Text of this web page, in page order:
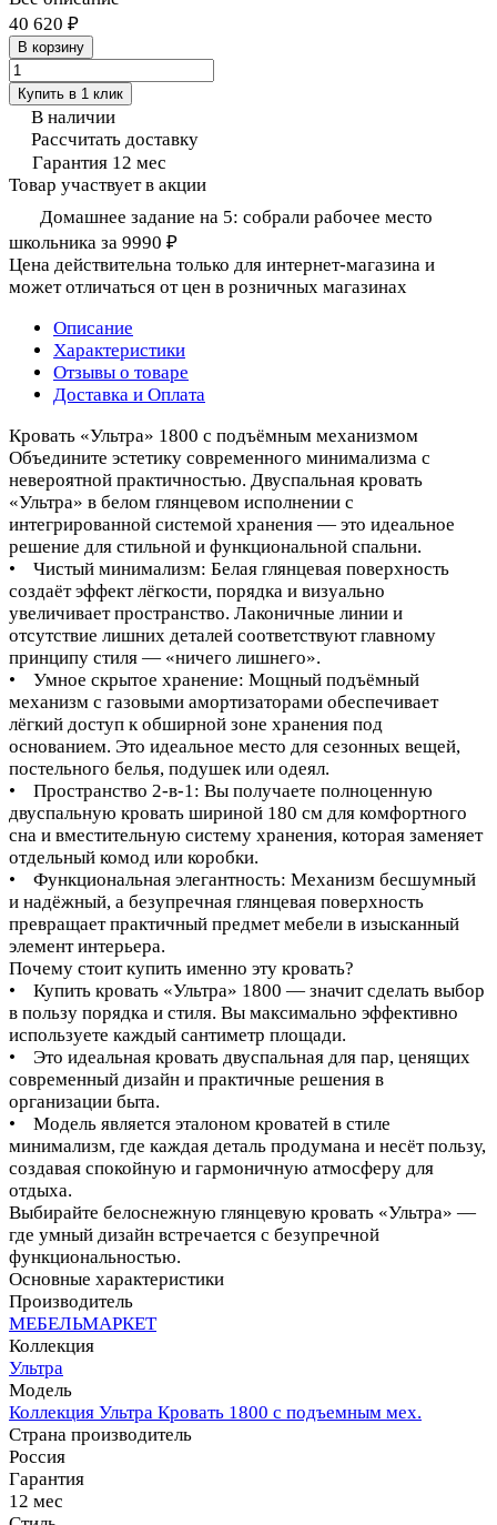
40 620 ₽
В корзину
Купить в 1 клик
В наличии
Рассчитать доставку
Гарантия 12 мес
Товар участвует в акции
Домашнее задание на 5: собрали рабочее место
школьника за 9990 ₽
Цена действительна только для интернет-магазина и
может отличаться от цен в розничных магазинах
Описание
Характеристики
Отзывы о товаре
Доставка и Оплата
Кровать «Ультра» 1800 с подъёмным механизмом
Объедините эстетику современного минимализма с
невероятной практичностью. Двуспальная кровать
«Ультра» в белом глянцевом исполнении с
интегрированной системой хранения — это идеальное
решение для стильной и функциональной спальни.
• Чистый минимализм: Белая глянцевая поверхность
создаёт эффект лёгкости, порядка и визуально
увеличивает пространство. Лаконичные линии и
отсутствие лишних деталей соответствуют главному
принципу стиля — «ничего лишнего».
• Умное скрытое хранение: Мощный подъёмный
механизм с газовыми амортизаторами обеспечивает
лёгкий доступ к обширной зоне хранения под
основанием. Это идеальное место для сезонных вещей,
постельного белья, подушек или одеял.
• Пространство 2-в-1: Вы получаете полноценную
двуспальную кровать шириной 180 см для комфортного
сна и вместительную систему хранения, которая заменяет
отдельный комод или коробки.
• Функциональная элегантность: Механизм бесшумный
и надёжный, а безупречная глянцевая поверхность
превращает практичный предмет мебели в изысканный
элемент интерьера.
Почему стоит купить именно эту кровать?
• Купить кровать «Ультра» 1800 — значит сделать выбор
в пользу порядка и стиля. Вы максимально эффективно
используете каждый сантиметр площади.
• Это идеальная кровать двуспальная для пар, ценящих
современный дизайн и практичные решения в
организации быта.
• Модель является эталоном кроватей в стиле
минимализм, где каждая деталь продумана и несёт пользу,
создавая спокойную и гармоничную атмосферу для
отдыха.
Выбирайте белоснежную глянцевую кровать «Ультра» —
где умный дизайн встречается с безупречной
функциональностью.
Основные характеристики
Производитель
МЕБЕЛЬМАРКЕТ
Коллекция
Ультра
Модель
Коллекция Ультра Кровать 1800 с подъемным мех.
Страна производитель
Россия
Гарантия
12 мес